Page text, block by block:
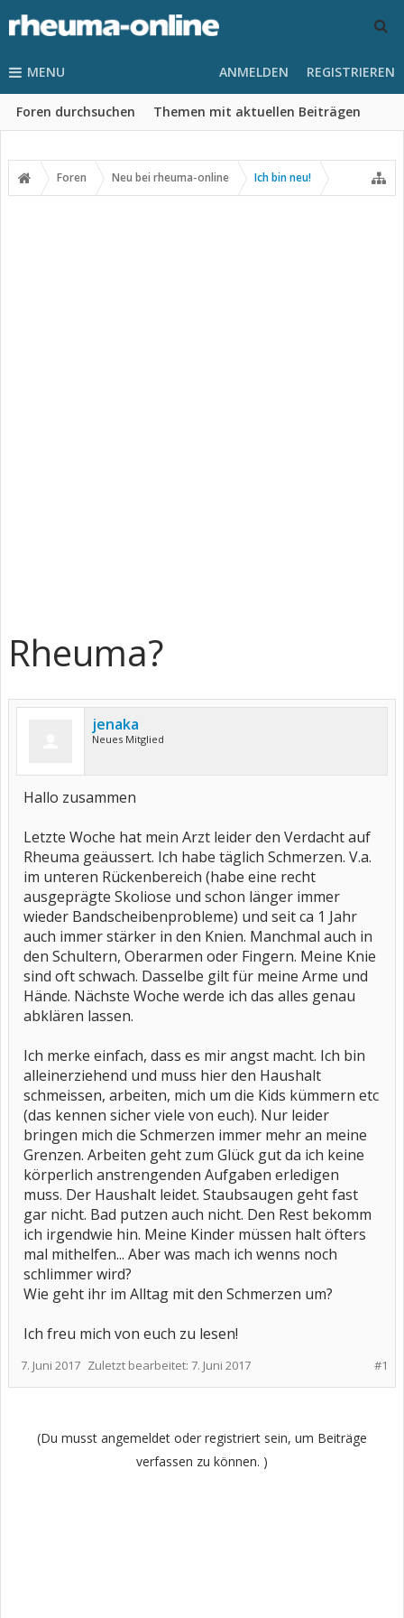
MENU
Foren durchsuchen Themen mit aktuellen Beiträgen
ANMELDEN REGISTRIEREN
Foren Neu bei rheuma-online Ich bin neu!
Rheuma?
jenaka
Neues Mitglied
Hallo zusammen
Letzte Woche hat mein Arzt leider den Verdacht auf
Rheuma geäussert. Ich habe täglich Schmerzen. V.a.
im unteren Rückenbereich (habe eine recht
ausgeprägte Skoliose und schon länger immer
wieder Bandscheibenprobleme) und seit ca 1 Jahr
auch immer stärker in den Knien. Manchmal auch in
den Schultern, Oberarmen oder Fingern. Meine Knie
sind oft schwach. Dasselbe gilt für meine Arme und
Hände. Nächste Woche werde ich das alles genau
abklären lassen.
Ich merke einfach, dass es mir angst macht. Ich bin
alleinerziehend und muss hier den Haushalt
schmeissen, arbeiten, mich um die Kids kümmern etc
(das kennen sicher viele von euch). Nur leider
bringen mich die Schmerzen immer mehr an meine
Grenzen. Arbeiten geht zum Glück gut da ich keine
körperlich anstrengenden Aufgaben erledigen
muss. Der Haushalt leidet. Staubsaugen geht fast
gar nicht. Bad putzen auch nicht. Den Rest bekomm
ich irgendwie hin. Meine Kinder müssen halt öfters
mal mithelfen... Aber was mach ich wenns noch
schlimmer wird?
Wie geht ihr im Alltag mit den Schmerzen um?
Ich freu mich von euch zu lesen!
#1
7. Juni 2017 Zuletzt bearbeitet: 7. Juni 2017
(Du musst angemeldet oder registriert sein, um Beiträge
verfassen zu können. )